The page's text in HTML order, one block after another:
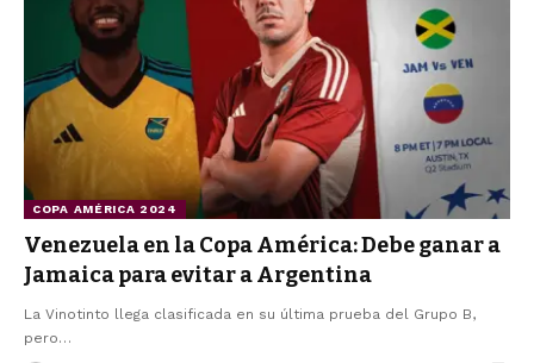
COPA AMÉRICA 2024
Venezuela en la Copa América: Debe ganar a
Jamaica para evitar a Argentina
La Vinotinto llega clasificada en su última prueba del Grupo B,
pero…